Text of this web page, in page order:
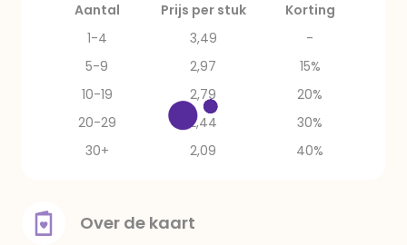
Aantal Prijs per stuk
Korting
1-4
3,49
-
5-9
2,97
15%
10-19
2,79
20%
20-29
2,44
30%
30+
2,09 40%
Over de kaart